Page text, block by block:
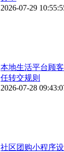
2026-07-29
本地生活平台顾
任转交规则
2026-07-28
社区团购小程序